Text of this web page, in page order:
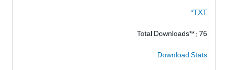
TXT*
Total Downloads** : 76
Download Stats